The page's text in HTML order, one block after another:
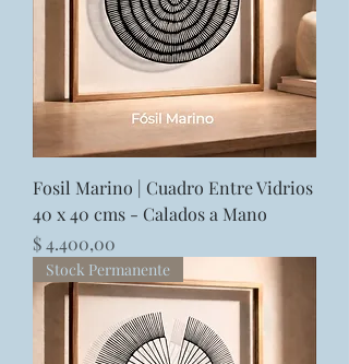
Fosil Marino | Cuadro Entre Vidrios
40 x 40 cms - Calados a Mano
Precio
$ 4.400,00
Stock Permanente